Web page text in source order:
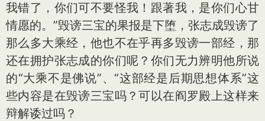
我错了，你们可不要怪我！跟著我，是你们心甘
情愿的。”毁谤三宝的果报是下堕，张志成毁谤了
那么多大乘经，他也不在乎再多毁谤一部经，那
还在拥护张志成的你们呢？你们无力辨明他所说
的“大乘不是佛说”、“这部经是后期思想体系”这
些内容是在毁谤三宝吗？可以在阎罗殿上这样来
辩解诿过吗？